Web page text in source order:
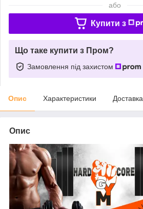
або
Купити з
Що таке купити з Пром?
Замовлення під захистом
Опис Характеристики Доставка
Опис